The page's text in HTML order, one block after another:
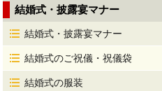
結婚式・披露宴マナー
結婚式・披露宴マナー
結婚式のご祝儀・祝儀袋
結婚式の服装